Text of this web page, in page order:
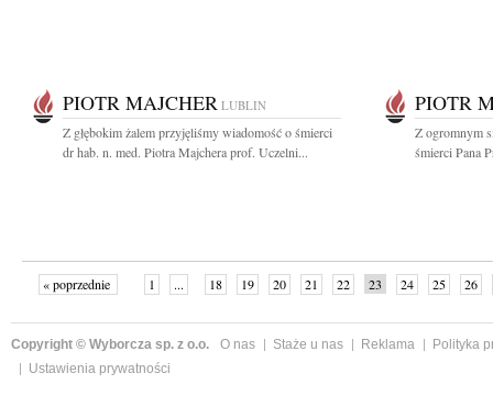
PIOTR MAJCHER LUBLIN
Z głębokim żalem przyjęliśmy wiadomość o śmierci
dr hab. n. med. Piotra Majchera prof. Uczelni...
PIOTR
Z ogromnym
śmierci Pana
« poprzednie 1 ... 18 19 20 21 22 23 24 25
26
Copyright © Wyborcza sp. z o.o. O nas Staże u nas Reklama
Polityka
Ustawienia prywatności